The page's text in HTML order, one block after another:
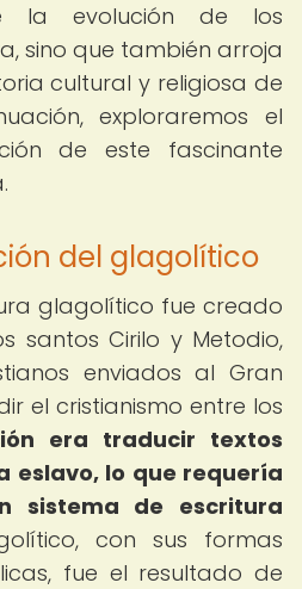
la evolución de los
sino que también arroja
cultural y religiosa de
exploraremos el
de este fascinante
del glagolítico
glagolítico fue creado
santos Cirilo y Metodio,
enviados al Gran
el cristianismo entre los
era traducir textos
eslavo, lo que requería
sistema de escritura
con sus formas
fue el resultado de